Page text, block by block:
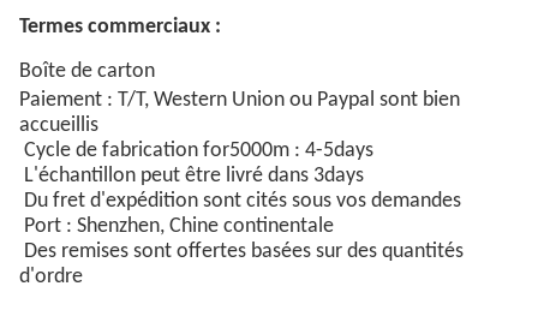
Termes commerciaux :
Boîte de carton
Paiement : T/T, Western Union ou Paypal sont bien
accueillis
Cycle de fabrication for5000m : 4-5days
L'échantillon peut être livré dans 3days
Du fret d'expédition sont cités sous vos demandes
Port : Shenzhen, Chine continentale
Des remises sont offertes basées sur des quantités
d'ordre